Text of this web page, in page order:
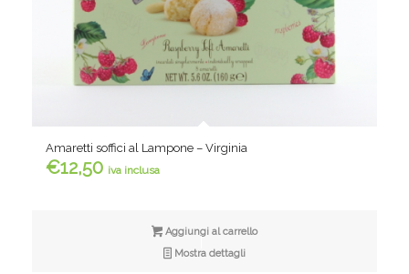
Amaretti soffici al Lampone – Virginia
€12,50 iva inclusa
Aggiungi al carrello
Mostra dettagli